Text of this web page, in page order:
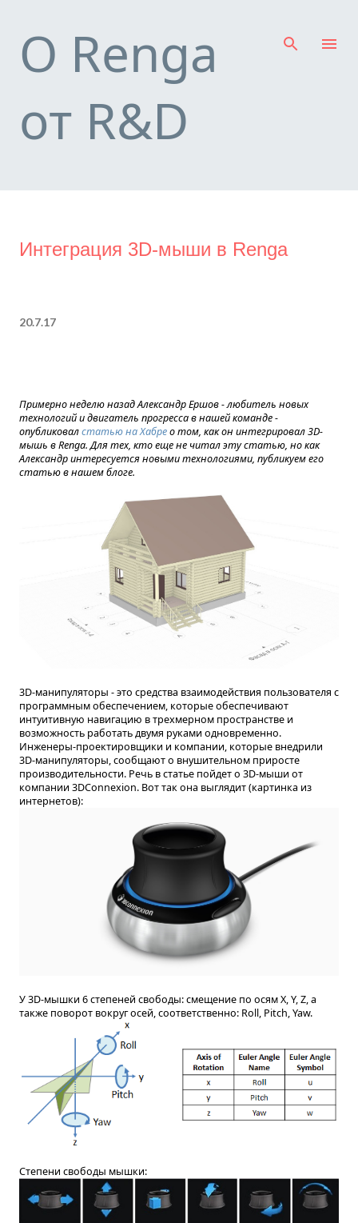
О Renga
от R&D
Интеграция 3D-мыши в Renga
20.7.17
Примерно неделю назад Александр Ершов - любитель новых
технологий и двигатель прогресса в нашей команде -
опубликовалстатью на Хабрео том, как он интегрировал 3D-
мышь в Renga. Для тех, кто еще не читал эту статью, но как
Александр интересуется новыми технологиями, публикуем его
статью в нашем блоге.
3D-манипуляторы - это средства взаимодействия пользователя с
программным обеспечением, которые обеспечивают
интуитивную навигацию в трехмерном пространстве и
возможность работать двумя руками одновременно.
Инженеры-проектировщики и компании, которые внедрили
3D-манипуляторы, сообщают о внушительном приросте
производительности. Речь в статье пойдет о 3D-мыши от
компании 3DСonnexion. Вот так она выглядит (картинка из
интернетов):
У 3D-мышки 6 степеней свободы: смещение по осям X, Y, Z, а
также поворот вокруг осей, соответственно: Roll, Pitch, Yaw.
Степени свободы мышки: